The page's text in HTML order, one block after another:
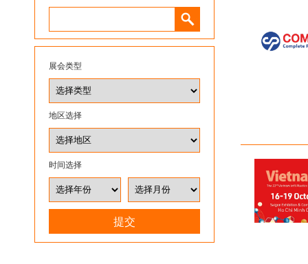
展会类型
地区选择
时间选择